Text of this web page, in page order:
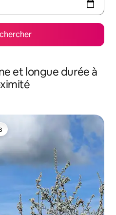
et longue durée à
plus appréciés